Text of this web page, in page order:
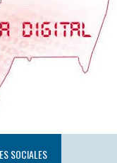
SOCIALES